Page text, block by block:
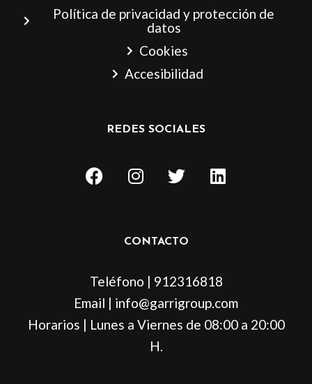
Política de privacidad y protección de
datos
Cookies
Accesibilidad
REDES SOCIALES
F
a
k
I
n
a
a
m
T
w
t
L
i
n
CONTACTO
Teléfono | 912316818
Email | info@garrigroup.com
Horarios | Lunes a Viernes de 08:00 a 20:00
H.